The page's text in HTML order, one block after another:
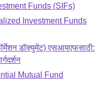
Funds (SIFs)
Investment Funds
डॉक्युमेंट) एसआयएफसाठी:
Mutual Fund